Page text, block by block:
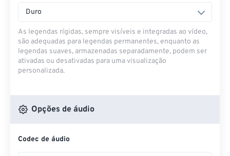
Duro
As legendas rígidas, sempre visíveis e integradas ao vídeo,
são adequadas para legendas permanentes, enquanto as
legendas suaves, armazenadas separadamente, podem ser
ativadas ou desativadas para uma visualização
personalizada.
Opções de áudio
Codec de áudio